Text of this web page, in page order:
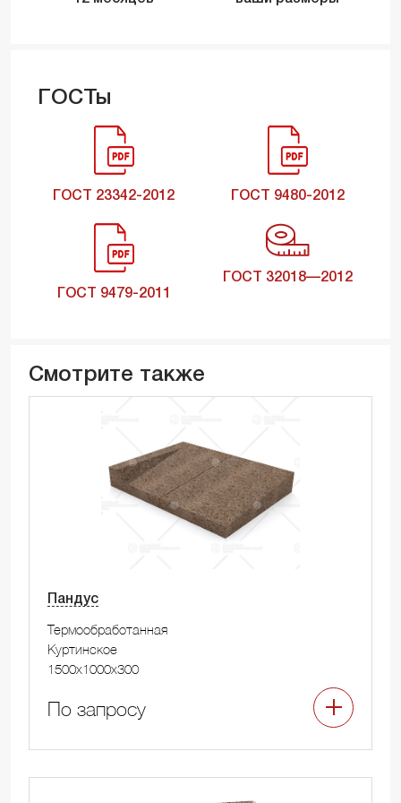
ГОСТы
ГОСТ 23342-2012 ГОСТ 9480-2012
ГОСТ 9479-2011
ГОСТ 32018—2012
Смотрите также
Пандус
Термообработанная
Куртинское
1500x1000x300
По запросу